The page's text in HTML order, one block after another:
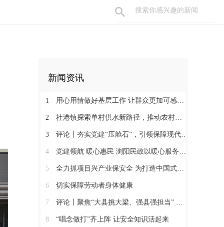
新闻资讯
1 用心用情做好基层工作 让群众更加可感可及
2 社港镇探索单村供水新路径，推动农村安全饮水提质升级
3 评论丨夯实党建“压舱石”，引领保障现代化建设新征程
4 党建领航 暖心惠民 浏阳民政以暖心服务书写惠民答卷
5 全力抓项目兴产业保安全 为打造中国式现代化县域示范作出更大贡献
6 切实保障劳动者身体健康
7 评论丨聚焦“大县挑大梁、强县强担当” 保持定力真抓实干奋发作为
8 “唱念做打”齐上阵 让安全知识活起来